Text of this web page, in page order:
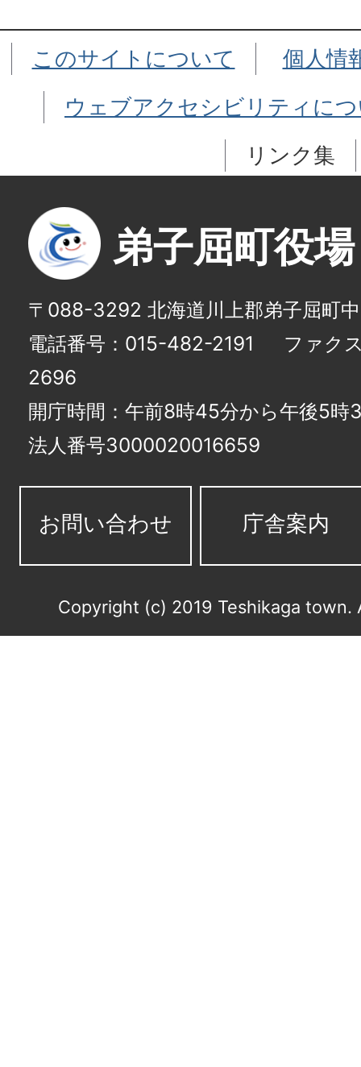
このサイトについて
個人情
ウェブアクセシビリティに
リンク集
弟子屈町役場
〒088-3292 北海道川上郡弟子屈町
電話番号：015-482-2191
ファク
2696
開庁時間：午前8時45分から午後5時
法人番号3000020016659
お問い合わせ 庁舎案内
Copyright (c) 2019 Teshikaga town.